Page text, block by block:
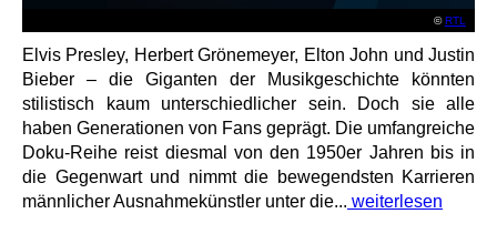
©RTL
Elvis Presley, Herbert Grönemeyer, Elton John und Justin
Bieber – die Giganten der Musikgeschichte könnten
stilistisch kaum unterschiedlicher sein. Doch sie alle
haben Generationen von Fans geprägt. Die umfangreiche
Doku-Reihe reist diesmal von den 1950er Jahren bis in
die Gegenwart und nimmt die bewegendsten Karrieren
männlicher Ausnahmekünstler unter die... weiterlesen